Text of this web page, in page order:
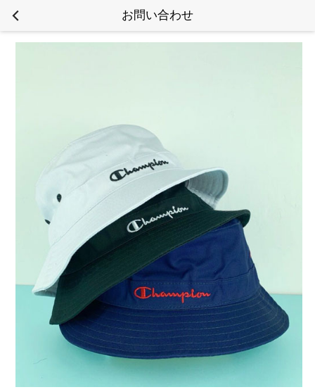
お問い合わせ